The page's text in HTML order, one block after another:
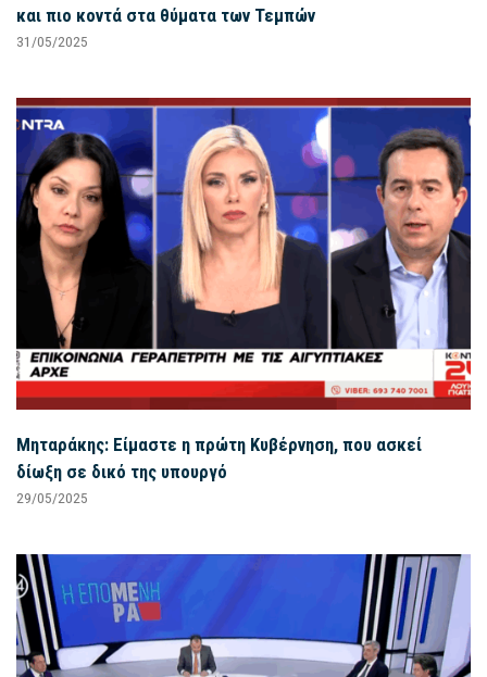
και πιο κοντά στα θύματα των Τεμπών
31/05/2025
Μηταράκης: Είμαστε η πρώτη Κυβέρνηση, που ασκεί
δίωξη σε δικό της υπουργό
29/05/2025